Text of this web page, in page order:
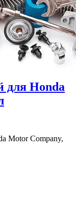
для Honda
Motor Company,